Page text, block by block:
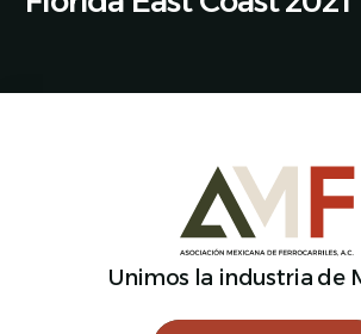
Unimos la industria de